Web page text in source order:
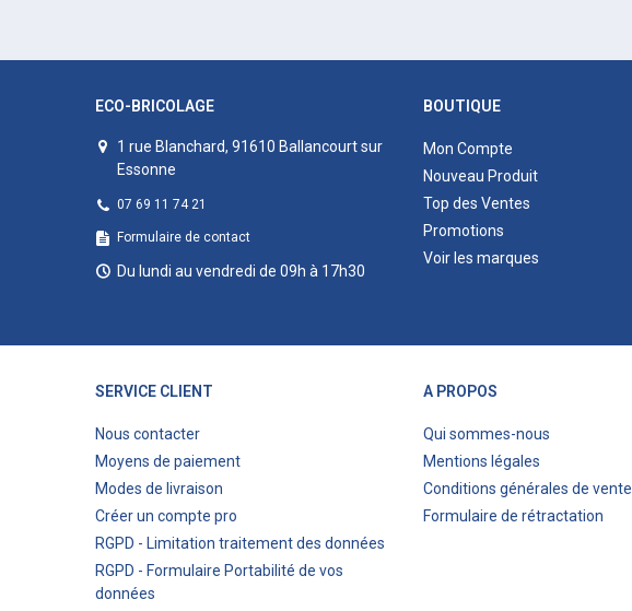
ECO-BRICOLAGE
1 rue Blanchard, 91610 Ballancourt sur
Essonne
07 69 11 74 21
Formulaire de contact
Du lundi au vendredi de 09h à 17h30
BOUTIQUE
Mon Compte
Nouveau Produit
Top des Ventes
Promotions
Voir les marques
SERVICE CLIENT
Nous contacter
Moyens de paiement
Modes de livraison
Créer un compte pro
RGPD - Limitation traitement des données
RGPD - Formulaire Portabilité de vos
données
A PROPOS
Qui sommes-nous
Mentions légales
Conditions générales de vente
Formulaire de rétractation